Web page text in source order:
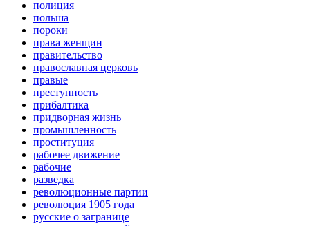
полиция
польша
пороки
права женщин
правительство
православная церковь
правые
преступность
прибалтика
придворная жизнь
промышленность
проституция
рабочее движение
рабочие
разведка
революционные партии
революция 1905 года
русские о загранице